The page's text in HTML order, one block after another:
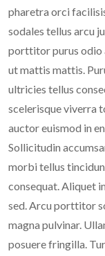
pharetra orci
sodales tellus arcu
porttitor purus odio
ut mattis mattis.
ultricies tellus
scelerisque viverra
auctor euismod in
Sollicitudin
morbi tellus
consequat. Aliquet
sed. Arcu porttitor
magna pulvinar.
posuere fringilla.